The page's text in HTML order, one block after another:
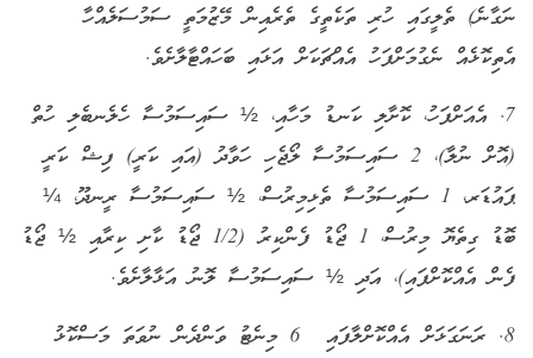
ނަގާނެ) ތެލީގައި ހުރި ތަކެތީގެ ތެރެއިން މޭޒުމަތީ ސަމުސަލެއްހާ
އެތިކޮޅެއް ނެގުމަށްފަހު އެއްޗަކަށް އަޅައި ބަހައްޓާލާށެވެ.
7. އެއަށްފަހު، ކޮށާލި ކަނޑު މަހާއި، ½ ސައިސަމުސާ ހެލެނބެލި ހުތް
(އޮށް ނުލާ)، 2 ސައިސަމުސާ ލޯޖެހި ހަވާދު (އައި ކަރީ) ފިޝް ކަރީ
ޕައުޑަރ، 1 ސައިސަމުސާ ތެޅިމިރުސް، ½ ސައިސަމުސާ ރީނދޫ، ¼
ބޮޑު ގިތެޔޮ މިރުސް، 1 ޖޯޑު ފެންކިރު (1/2 ޖޯޑު ކާށި ކިރާއި ½ ޖޯޑު
ފެން އެއްކޮށްފައި)، އަދި ½ ސައިސަމުސާ ލޮނު އަޅާލާށެވެ.
8. ރަނަގަޅަށް އެއްކޮށްލާފައި 6 މިނެޓު ވަންދެން ނުވަތަ މަސްކޮޅު